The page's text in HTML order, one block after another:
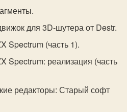
для 3D-шутера от Destr.
Spectrum (часть 1).
Spectrum: реализация (часть
редакторы: Старый софт